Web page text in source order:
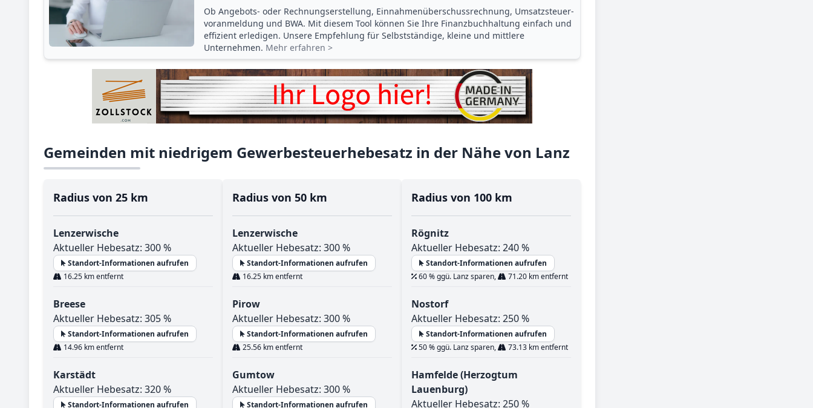
Ob Angebots- oder Rechnungserstellung, Einnahmenüberschuss­rechnung, Umsatzsteuer­
voranmeldung und BWA. Mit diesem Tool können Sie Ihre Finanz­buchhaltung einfach und
effizient erledigen. Unsere Empfehlung für Selbstständige, kleine und mittlere
Unternehmen. Mehr erfahren >
Gemeinden mit niedrigem Gewerbesteuerhebesatz in der Nähe von Lanz
Radius von 25 km
Lenzerwische
Aktueller Hebesatz: 300 %
Standort-Informationen aufrufen
16.25 km entfernt
Breese
Aktueller Hebesatz: 305 %
Standort-Informationen aufrufen
14.96 km entfernt
Karstädt
Aktueller Hebesatz: 320 %
Standort-Informationen aufrufen
Radius von 50 km
Lenzerwische
Aktueller Hebesatz: 300 %
Standort-Informationen aufrufen
16.25 km entfernt
Pirow
Aktueller Hebesatz: 300 %
Standort-Informationen aufrufen
25.56 km entfernt
Gumtow
Aktueller Hebesatz: 300 %
Standort-Informationen aufrufen
Radius von 100 km
Rögnitz
Aktueller Hebesatz: 240 %
Standort-Informationen aufrufen
60 % ggü. Lanz sparen,
71.20 km entfernt
Nostorf
Aktueller Hebesatz: 250 %
Standort-Informationen aufrufen
50 % ggü. Lanz sparen,
73.13 km entfernt
Hamfelde (Herzogtum
Lauenburg)
Aktueller Hebesatz: 250 %